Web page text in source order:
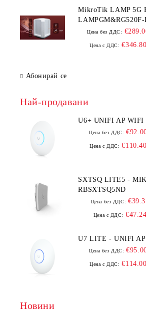
MikroTik LAMP 5G
Цена без ДДС:
Цена с ДДС: €346.80
Абонирай се
Най-продавани
U6+ UNIFI AP WIFI
Цена без ДДС:
Цена с ДДС: €110.40
SXTSQ LITE5 -
RBSXTSQ5ND
Цена без ДДС:
Цена с ДДС: €47.24
U7 LITE -
Цена без ДДС:
Цена с ДДС: €114.00
Новини